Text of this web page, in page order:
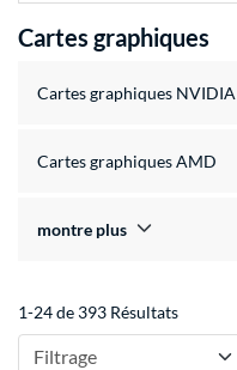
Cartes graphiques
Cartes graphiques NVIDIA
Cartes graphiques AMD
montre plus
1-24 de 393 Résultats
Filtrage